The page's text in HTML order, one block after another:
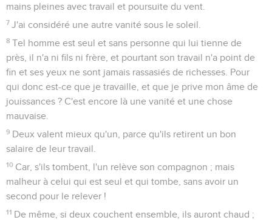
mains pleines avec travail et poursuite du vent.
7 J'ai considéré une autre vanité sous le soleil.
8 Tel homme est seul et sans personne qui lui tienne de
près, il n'a ni fils ni frère, et pourtant son travail n'a point de
fin et ses yeux ne sont jamais rassasiés de richesses. Pour
qui donc est-ce que je travaille, et que je prive mon âme de
jouissances ? C'est encore là une vanité et une chose
mauvaise.
9 Deux valent mieux qu'un, parce qu'ils retirent un bon
salaire de leur travail.
10 Car, s'ils tombent, l'un relève son compagnon ; mais
malheur à celui qui est seul et qui tombe, sans avoir un
second pour le relever !
11 De même, si deux couchent ensemble, ils auront chaud ;